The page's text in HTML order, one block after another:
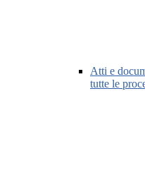
Atti e
tutte le